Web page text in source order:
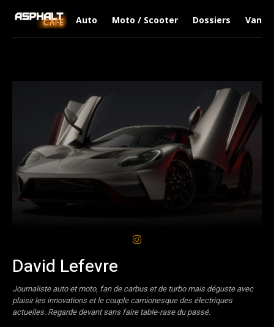
Auto Moto / Scooter Dossiers Van
David Lefevre
Journaliste auto et moto, fan de carbus et de turbo mais déguste avec
plaisir les innovations et le couple camionesque des électriques
actuelles. Regarde devant sans faire table-rase du passé.